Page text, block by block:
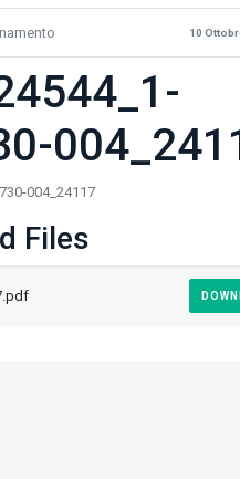
10
004_24117
Files